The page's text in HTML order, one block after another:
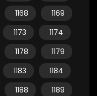
1168
1169
1173
1174
1178
1179
1183
1184
1188
1189